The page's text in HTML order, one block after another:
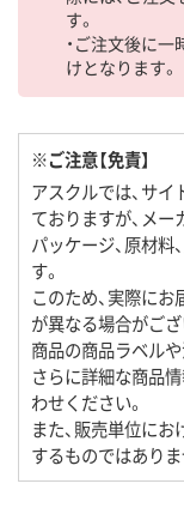
す。
・ご注文後に
けとなります。
※ご注意【免責】
アスクルでは、サ
ておりますが、メー
パッケージ、原材料
す。
このため、実際に
が異なる場合がご
商品の商品ラベル
さらに詳細な商品
わせください。
また、販売単位にお
するものではあり